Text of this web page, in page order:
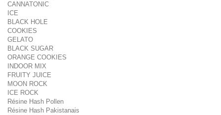
CANNATONIC
ICE
BLACK HOLE
COOKIES
GELATO
BLACK SUGAR
ORANGE COOKIES
INDOOR MIX
FRUITY JUICE
MOON ROCK
ICE ROCK
Résine Hash Pollen
Résine Hash Pakistanais